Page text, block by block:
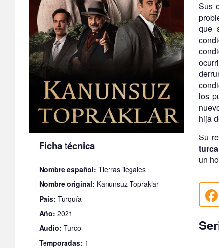
Ficha técnica
Nombre español: Tierras ilegales
Nombre original: Kanunsuz Topraklar
País: Turquía
Año: 2021
Audio: Turco
Temporadas: 1
Sus
que
los
hija
Su
un